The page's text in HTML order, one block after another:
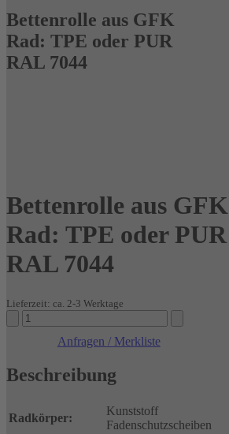
Bettenrolle aus GFK
Rad: TPE oder PUR
RAL 7044
Bettenrolle aus GFK
Rad: TPE oder PUR
RAL 7044
Lieferzeit: ca. 2-3 Werktage
Bettenrolle
aus
TPE
RAL
Anfragen / Merkliste
Beschreibung
Radkörper:
Kunststoff
Fadenschutzscheiben